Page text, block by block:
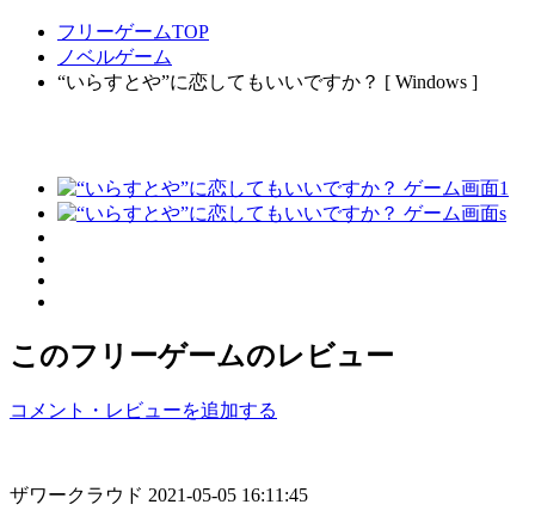
フリーゲームTOP
ノベルゲーム
“いらすとや”に恋してもいいですか？ [ Windows ]
このフリーゲームのレビュー
コメント・レビューを追加する
ザワークラウド 2021-05-05 16:11:45